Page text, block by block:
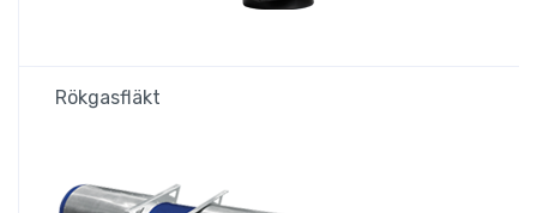
Rökgasfläkt